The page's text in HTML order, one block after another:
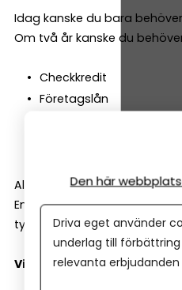
Idag kanske du bara
Om två år kanske du
Checkkredit
Företagslån
Alla banker är inte lika
En del är starka på bolån
tydligare fokus på
Viktiga frågor att ställa:
Den här
Driva eget använder
underlag till
relevanta erbjudanden